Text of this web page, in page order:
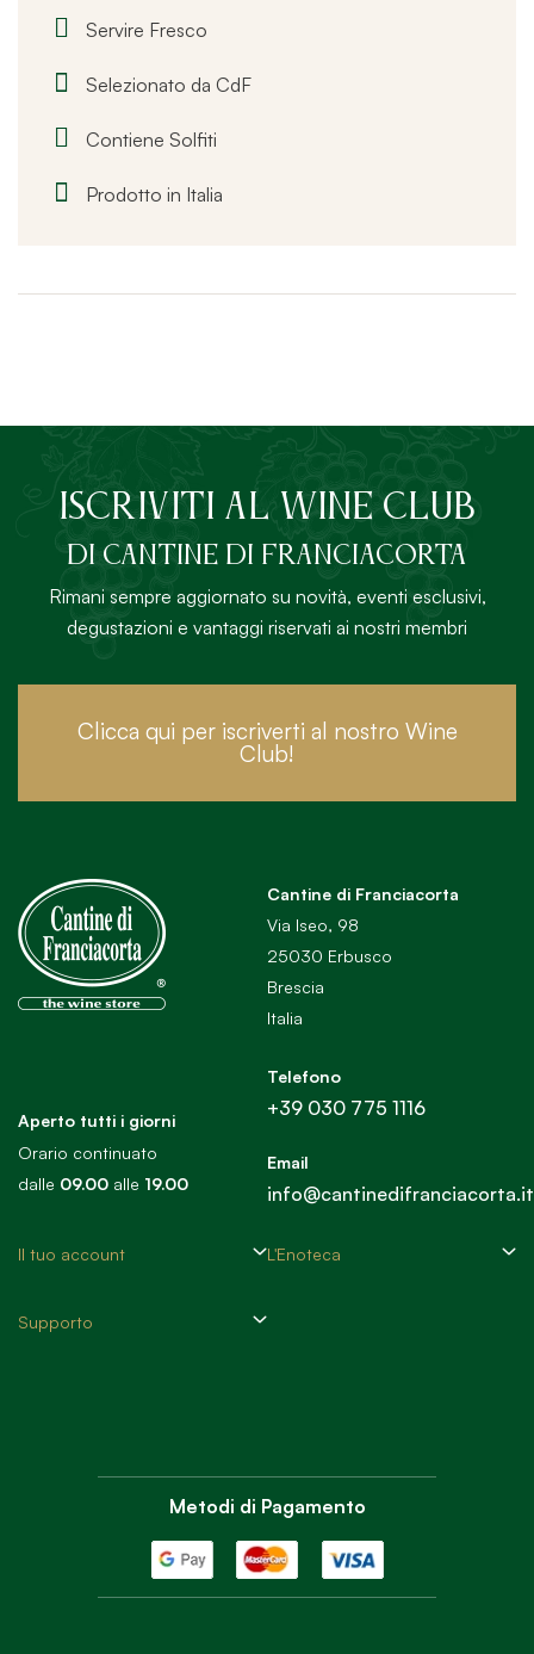
Servire Fresco
Selezionato da CdF
Contiene Solfiti
Prodotto in Italia
ISCRIVITI AL Wine Club
DI Cantine di Franciacorta
Rimani sempre aggiornato su novità, eventi esclusivi,
degustazioni e vantaggi riservati ai nostri membri
Clicca qui per iscriverti al nostro Wine
Club!
Aperto tutti i giorni
Orario continuato
dalle 09.00 alle 19.00
Cantine di Franciacorta
Via Iseo, 98
25030 Erbusco
Brescia
Italia
Telefono
+39 030 775 1116
Email
info@cantinedifranciacorta.it
Il tuo account L'Enoteca
Supporto
Metodi di Pagamento